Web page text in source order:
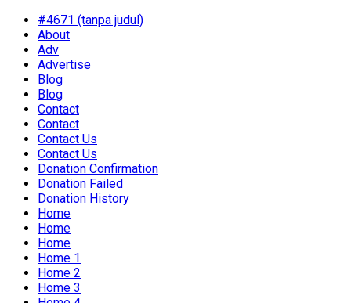
#4671 (tanpa judul)
About
Adv
Advertise
Blog
Blog
Contact
Contact
Contact Us
Contact Us
Donation Confirmation
Donation Failed
Donation History
Home
Home
Home
Home 1
Home 2
Home 3